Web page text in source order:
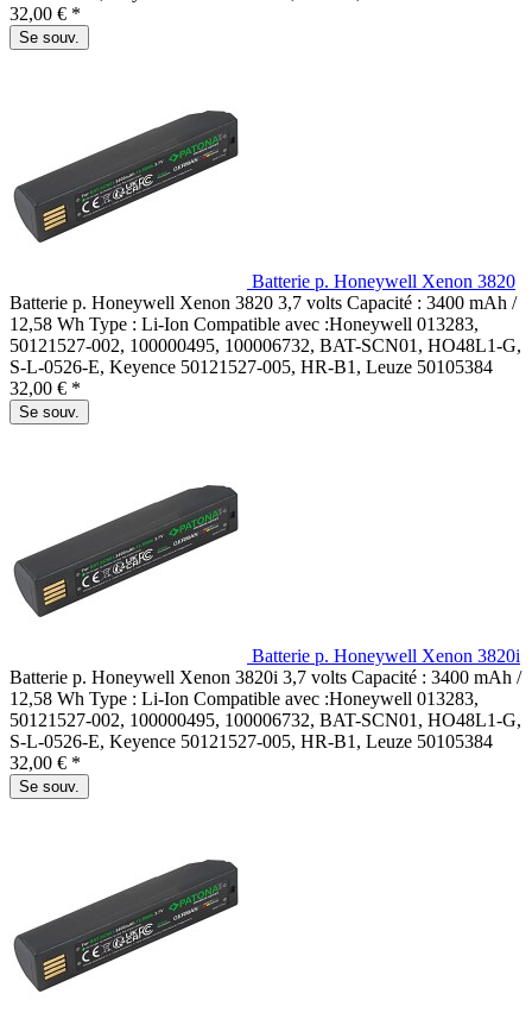
32,00 € *
Se souv.
Batterie p. Honeywell Xenon 3820
Batterie p. Honeywell Xenon 3820 3,7 volts Capacité : 3400 mAh /
12,58 Wh Type : Li-Ion Compatible avec :Honeywell 013283,
50121527-002, 100000495, 100006732, BAT-SCN01, HO48L1-G,
S-L-0526-E, Keyence 50121527-005, HR-B1, Leuze 50105384
32,00 € *
Se souv.
Batterie p. Honeywell Xenon 3820i
Batterie p. Honeywell Xenon 3820i 3,7 volts Capacité : 3400 mAh /
12,58 Wh Type : Li-Ion Compatible avec :Honeywell 013283,
50121527-002, 100000495, 100006732, BAT-SCN01, HO48L1-G,
S-L-0526-E, Keyence 50121527-005, HR-B1, Leuze 50105384
32,00 € *
Se souv.